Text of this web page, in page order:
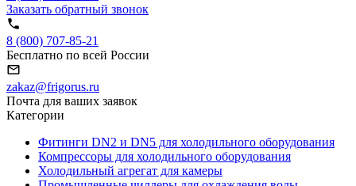
Заказать обратный звонок
8 (800) 707-85-21
Бесплатно по всей России
zakaz@frigorus.ru
Почта для ваших заявок
Категории
Фитинги DN2 и DN5 для холодильного оборудования
Компрессоры для холодильного оборудования
Холодильный агрегат для камеры